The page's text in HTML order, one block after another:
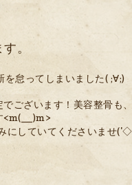
。
怠ってしまいました( ;∀;)
ございます！美容整骨も
<m(__)m>
にしていてくださいませ